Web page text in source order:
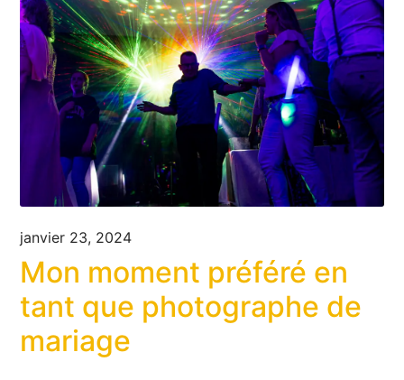
janvier 23, 2024
Mon moment préféré en
tant que photographe de
mariage